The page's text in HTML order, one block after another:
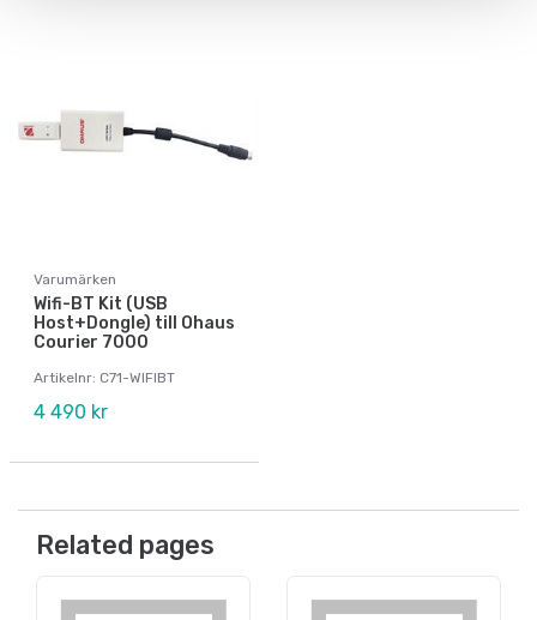
Varumärken
Wifi-BT Kit (USB
Host+Dongle) till Ohaus
Courier 7000
Artikelnr: C71-WIFIBT
4 490 kr
Related pages